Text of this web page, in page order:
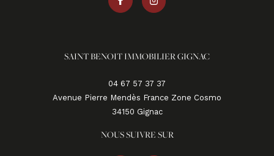
SAINT BENOIT IMMOBILIER GIGNAC
04 67 57 37 37
Avenue Pierre Mendès France Zone Cosmo
34150
gignac
NOUS SUIVRE SUR